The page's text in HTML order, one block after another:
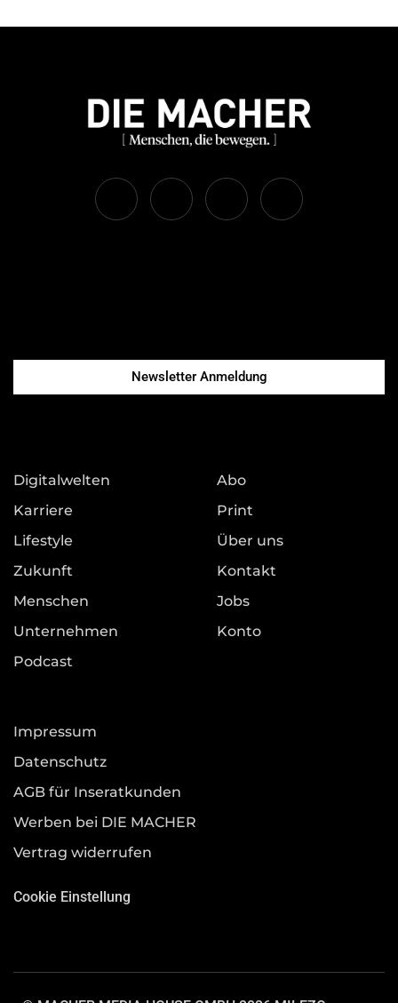
Newsletter Anmeldung
Digitalwelten
Karriere
Lifestyle
Zukunft
Menschen
Unternehmen
Podcast
Abo
Print
Über uns
Kontakt
Jobs
Konto
Impressum
Datenschutz
AGB für Inseratkunden
Werben bei DIE MACHER
Vertrag widerrufen
Cookie Einstellung